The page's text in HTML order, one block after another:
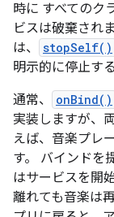
時に すべてのク
ビスは破棄され
は、
stopSelf()
明示的に停止す
通常、
onBind()
実装しますが、
えば、音楽プレ
す。 バインドを
はサービスを開
離れても音楽は